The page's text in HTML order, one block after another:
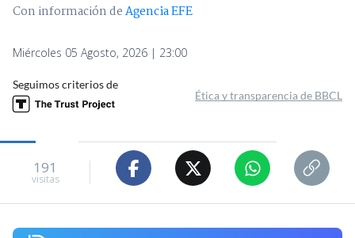
Con información deAgencia EFE
Miércoles 05 Agosto, 2026 | 23:00
Seguimos criterios de
Ética y transparencia de BBCL
191
visitas